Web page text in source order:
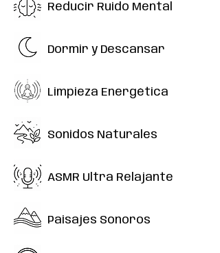
Reducir Ruido Mental
Dormir y Descansar
Limpieza Energética
Sonidos Naturales
ASMR Ultra Relajante
Paisajes Sonoros